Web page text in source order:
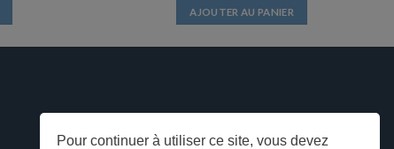
Pour continuer à utiliser ce site, vous devez
AJOUTER AU PANIER